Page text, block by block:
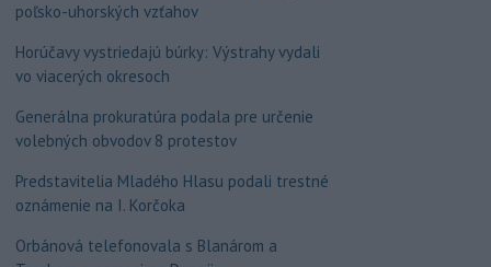
poľsko-uhorských vzťahov
Horúčavy vystriedajú búrky: Výstrahy vydali
vo viacerých okresoch
Generálna prokuratúra podala pre určenie
volebných obvodov 8 protestov
Predstavitelia Mladého Hlasu podali trestné
oznámenie na I. Korčoka
Orbánová telefonovala s Blanárom a